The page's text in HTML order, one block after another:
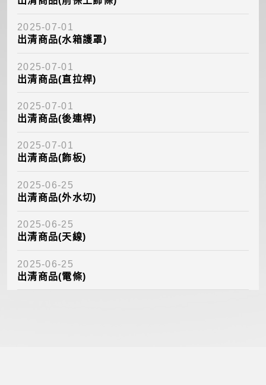
2025-07-01
出清商品(水箱護罩)
2025-07-01
出清商品(直拉桿)
2025-07-01
出清商品(後連桿)
2025-07-01
出清商品(飾板)
2025-06-25
出清商品(外水切)
2025-06-25
出清商品(天線)
2025-06-25
出清商品(電條)